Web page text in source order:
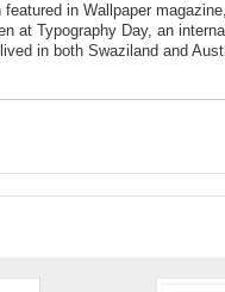
in Wallpaper
at Typography Day, an
in both Swaziland and